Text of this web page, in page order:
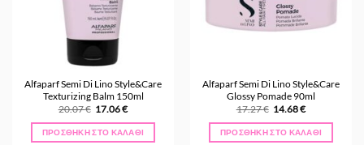
Alfaparf Semi Di Lino Style&Care
Texturizing Balm 150ml
20.07€ Original
was:
20.07 €.
17.06€Η
τιμή
είναι:
ΠΡΟΣΘΉΚΗ ΣΤΟ ΚΑΛΆΘΙ
Alfaparf Semi Di Lino Style&Care
Glossy Pomade 90ml
17.27€ Original
was:
17.27 €.
14.68€Η
τιμή
είναι:
ΠΡΟΣΘΉΚΗ ΣΤΟ ΚΑΛΆΘΙ